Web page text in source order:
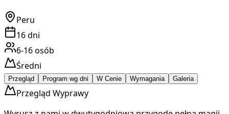
Peru
16dni
6-16osób
Średni
Przegląd Program wg dni W Cenie Wymagania Galeria
Przegląd Wyprawy